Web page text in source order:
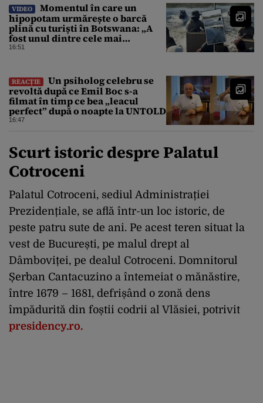
VIDEO
Momentul în care un
hipopotam urmărește o barcă
plină cu turiști în Botswana: „A
fost unul dintre cele mai
înfricoșătoare momente”
16:51
REACȚIE
Un psiholog celebru se
revoltă după ce Emil Boc s-a
filmat în timp ce bea „leacul
perfect” după o noapte la UNTOLD
16:47
Scurt istoric despre Palatul
Cotroceni
Palatul Cotroceni, sediul Administrației
Prezidențiale, se află într-un loc istoric, de
peste patru sute de ani. Pe acest teren situat la
vest de București, pe malul drept al
Dâmboviței, pe dealul Cotroceni. Domnitorul
Șerban Cantacuzino a întemeiat o mănăstire,
între 1679 – 1681, defrișând o zonă dens
împădurită din foștii codrii al Vlăsiei, potrivit
presidency.ro.